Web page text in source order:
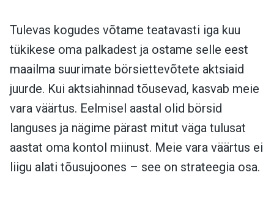
Tulevas kogudes võtame teatavasti iga kuu
tükikese oma palkadest ja ostame selle eest
maailma suurimate börsiettevõtete aktsiaid
juurde. Kui aktsiahinnad tõusevad, kasvab meie
vara väärtus. Eelmisel aastal olid börsid
languses ja nägime pärast mitut väga tulusat
aastat oma kontol miinust. Meie vara väärtus ei
liigu alati tõusujoones – see on strateegia osa.